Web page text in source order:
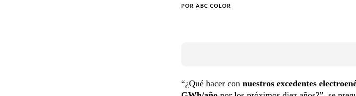
POR ABC COLOR
“¿Qué hacer con nuestros excedentes